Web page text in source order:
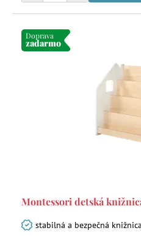
Doprava
zadarmo
Montessori detská
stabilná a bezpečná